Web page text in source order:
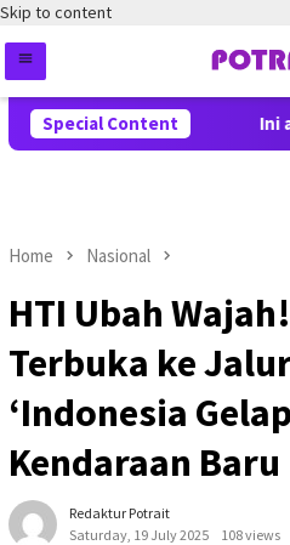
Skip to content
Special Content Ini
Home Nasional
HTI Ubah
Terbuka ke
‘Indonesia
Kendaraan Baru
Redaktur Potrait
Saturday, 19 July 2025
108 views